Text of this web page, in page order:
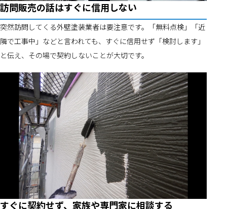
訪問販売の話はすぐに信用しない
突然訪問してくる外壁塗装業者は要注意です。「無料点検」「近
隣で工事中」などと言われても、すぐに信用せず「検討します」
と伝え、その場で契約しないことが大切です。
すぐに契約せず、家族や専門家に相談する